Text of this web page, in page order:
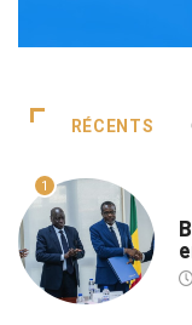
RÉCENTS
1